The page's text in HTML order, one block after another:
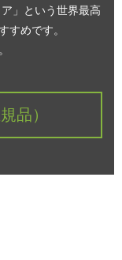
」という世界最高
すめです。
品）